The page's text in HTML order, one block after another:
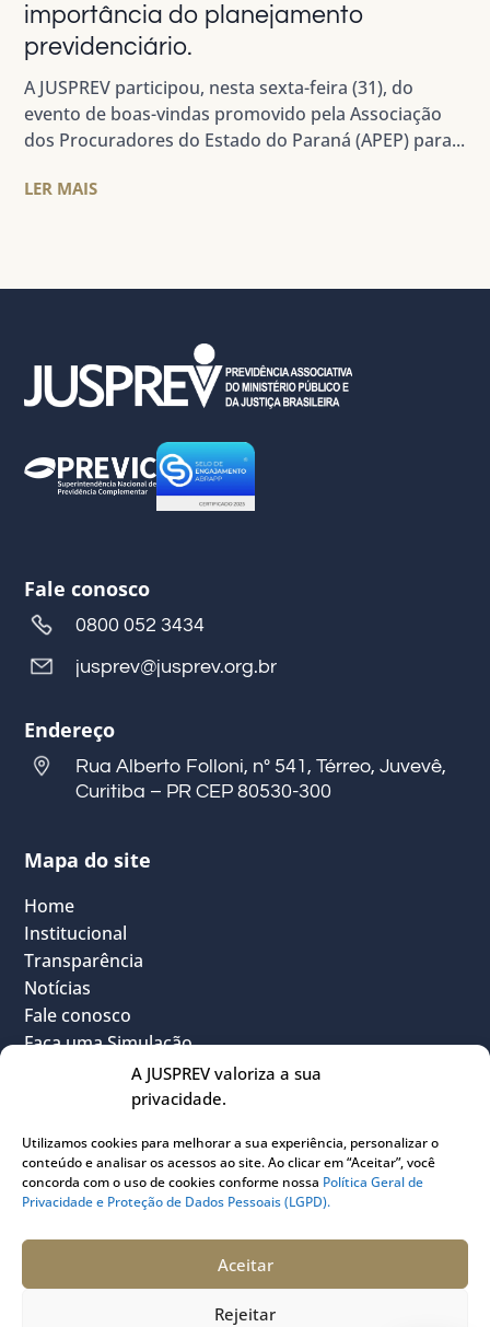
A JUSPREV valoriza a sua
privacidade.
Utilizamos cookies para melhorar a sua experiência, personalizar o
conteúdo e analisar os acessos ao site. Ao clicar em “Aceitar”, você
concorda com o uso de cookies conforme nossa Política Geral de
Privacidade e Proteção de Dados Pessoais (LGPD).
Aceitar
Rejeitar
importância do planejamento
previdenciário.
A JUSPREV participou, nesta sexta-feira (31), do
evento de boas-vindas promovido pela Associação
dos Procuradores do Estado do Paraná (APEP) para...
LER MAIS
Fale conosco
0800 052 3434
jusprev@jusprev.org.br
Endereço
Rua Alberto Folloni, nº 541, Térreo, Juvevê,
Curitiba – PR CEP 80530-300
Mapa do site
Home
Institucional
Transparência
Notícias
Fale conosco
Faça uma Simulação
Sou Participante
Sou Instituidora
Conheça o PLANJUS
Quem pode participar